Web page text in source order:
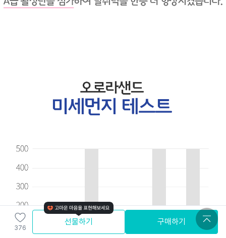
376
선물하기 구매하기